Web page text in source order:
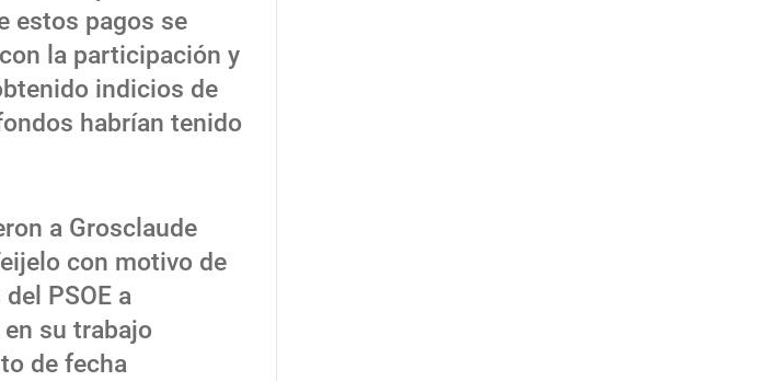
estos pagos se
la participación y
indicios de
habrían tenido
a Grosclaude
con motivo de
PSOE a
su trabajo
de fecha